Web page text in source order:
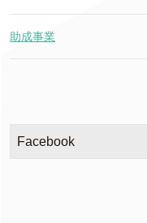
助成事業
Facebook